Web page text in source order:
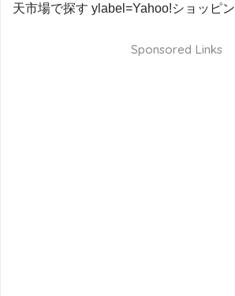
天市場で探す ylabel=Yahoo!ショッピ
Sponsored Links